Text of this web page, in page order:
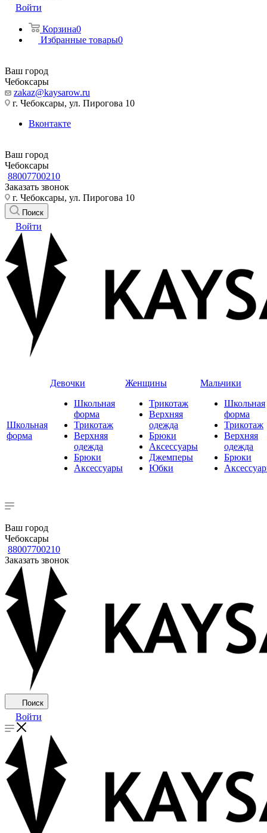
Войти
Корзина0
Избранные товары0
Ваш город
Чебоксары
zakaz@kaysarow.ru
г. Чебоксары, ул. Пирогова 10
Вконтакте
Ваш город
Чебоксары
88007700210
Заказать звонок
г. Чебоксары, ул. Пирогова 10
Поиск
Войти
Школьная
форма
Девочки
Школьная
форма
Трикотаж
Верхняя
одежда
Брюки
Аксессуары
Женщины
Трикотаж
Верхняя
одежда
Брюки
Аксессуары
Джемперы
Юбки
Мальчики
Школьная
форма
Трикотаж
Верхняя
одежда
Брюки
Ваш город
Чебоксары
88007700210
Заказать звонок
Поиск
Войти